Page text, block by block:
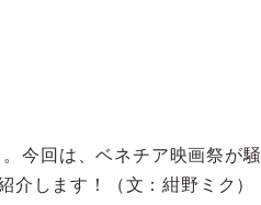
今回は、ベネチア映画祭が騒
します！（文：紺野ミク）